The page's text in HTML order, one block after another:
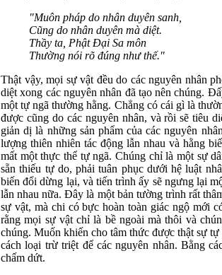
"Muôn pháp do nhân duyên sanh,
Cũng do nhân duyên mà diệt.
Thầy ta, PhậtĐại Sa môn
Thường nói rõ đúng như thế."
Thật vậy, mọi sự vật đều do các nguyên nhân
diệt xong các nguyên nhân đã tạo nên chúng.
một tự ngã thường hằng. Chẳng có cái gì là
được cũng do các nguyên nhân, và rồi sẽ tiêu
giản dị là những sản phẩm của các nguyên
lượng thiên nhiên tác động lẫn nhau và hằng
mất một thực thể tự ngã. Chúng chỉ là một sự
sẵn thiếu tự do, phải tuân phục dưới hệ luật
biếnđổi dừng lại, và tiến trình ấy sẽ ngưng lại
lẫn nhau nữa. Đây là một bản tường trình rất
sự vật, mà chi có bực hoàn toàn giác ngộ mới
rằng mọi sự vật chỉ là bề ngoài mà thôi và
chúng. Muốn khiến cho tâm thứcđược thật sự tự
cách loại trừ triệt để các nguyên nhân. Bằng
chấm dứt.